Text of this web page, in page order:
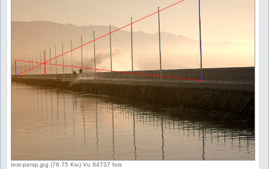
test-persp.jpg (76.75 Kio) Vu 84737 fois